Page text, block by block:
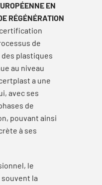
EN
RÉGÉNÉRATION
de
plastiques
au niveau
a une
avec ses
de
pouvant ainsi
à ses
le
la